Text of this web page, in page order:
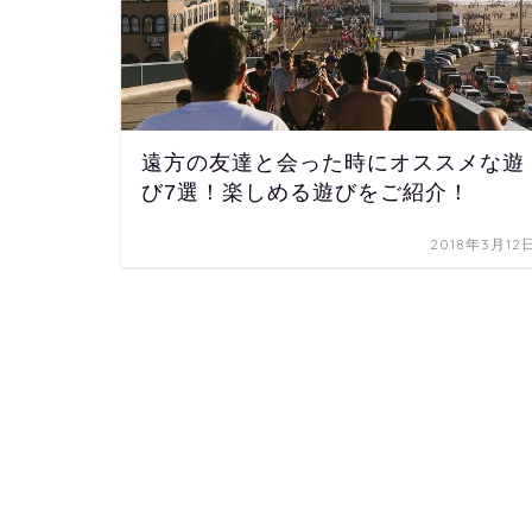
遠方の友達と会った時にオススメな遊
び7選！楽しめる遊びをご紹介！
2018年3月12